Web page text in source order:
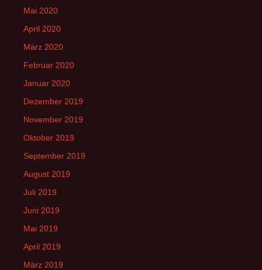
Mai 2020
April 2020
März 2020
Februar 2020
Januar 2020
Dezember 2019
November 2019
Oktober 2019
September 2019
August 2019
Juli 2019
Juni 2019
Mai 2019
April 2019
März 2019